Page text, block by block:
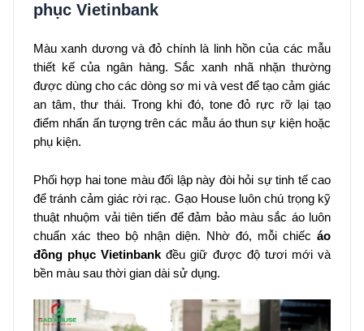
phục Vietinbank
Màu xanh dương và đỏ chính là linh hồn của các mẫu
thiết kế của ngân hàng. Sắc xanh nhã nhặn thường
được dùng cho các dòng sơ mi và vest để tạo cảm giác
an tâm, thư thái. Trong khi đó, tone đỏ rực rỡ lại tạo
điểm nhấn ấn tượng trên các mẫu áo thun sự kiện hoặc
phụ kiện.
Phối hợp hai tone màu đối lập này đòi hỏi sự tinh tế cao
để tránh cảm giác rời rạc. Gạo House luôn chú trọng kỹ
thuật nhuộm vải tiên tiến để đảm bảo màu sắc áo luôn
chuẩn xác theo bộ nhận diện. Nhờ đó, mỗi chiếc áo
đồng phục Vietinbank đều giữ được độ tươi mới và
bền màu sau thời gian dài sử dụng.